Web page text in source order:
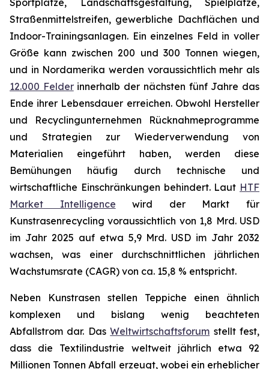
Sportplätze, Landschaftsgestaltung, Spielplätze,
Straßenmittelstreifen, gewerbliche Dachflächen und
Indoor-Trainingsanlagen. Ein einzelnes Feld in voller
Größe kann zwischen 200 und 300 Tonnen wiegen,
und in Nordamerika werden voraussichtlich mehr als
12.000 Felderinnerhalb der nächsten fünf Jahre das
Ende ihrer Lebensdauer erreichen. Obwohl Hersteller
und Recyclingunternehmen Rücknahmeprogramme
und Strategien zur Wiederverwendung von
Materialien eingeführt haben, werden diese
Bemühungen häufig durch technische und
wirtschaftliche Einschränkungen behindert. Laut HTF
Market Intelligence wird der Markt für
Kunstrasenrecycling voraussichtlich von 1,8 Mrd. USD
im Jahr 2025 auf etwa 5,9 Mrd. USD im Jahr 2032
wachsen, was einer durchschnittlichen jährlichen
Wachstumsrate (CAGR) von ca. 15,8 % entspricht.
Neben Kunstrasen stellen Teppiche einen ähnlich
komplexen und bislang wenig beachteten
Abfallstrom dar. DasWeltwirtschaftsforum stellt fest,
dass die Textilindustrie weltweit jährlich etwa 92
Millionen Tonnen Abfall erzeugt, wobei ein erheblicher